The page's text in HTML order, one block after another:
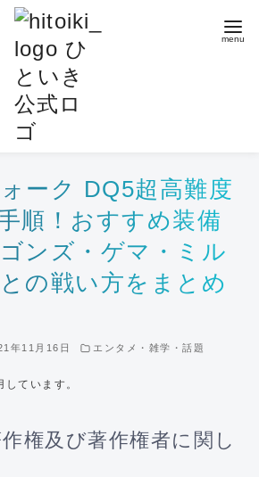
ーク DQ5超高難度
順！おすすめ装備
ンズ・ゲマ・ミル
の戦い方をまとめ
年11月16日 エンタメ・雑学・話題
ています。
権及び著作権者に関し